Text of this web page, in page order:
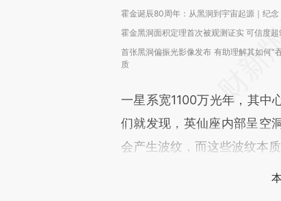
霍金诞辰80周年：从黑洞到宇宙起源｜纪念
霍金黑洞面积定理首次被观测证实 可信度超
首张黑洞偏振光影像发布 有助理解其如何“
质
一星系宽1100万光年，其中
们就发现，英仙座内部呈空
会产生波纹，而这些波纹本